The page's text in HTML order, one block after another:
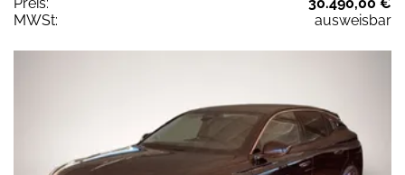
MWSt:
ausweisbar